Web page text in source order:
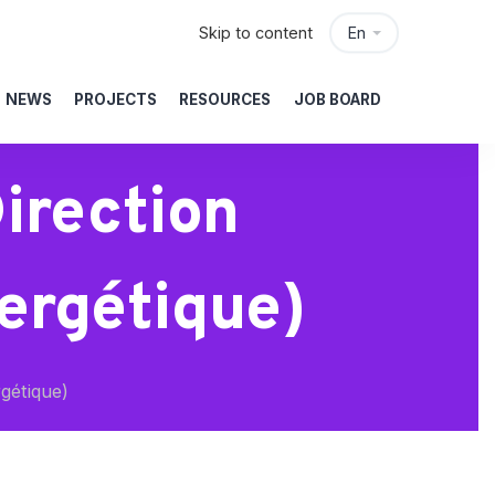
En
Skip to content
NEWS PROJECTS RESOURCES JOB BOARD